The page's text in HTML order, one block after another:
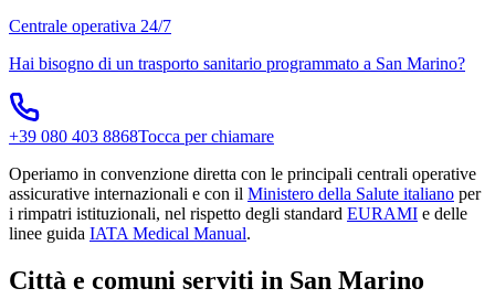
Centrale operativa 24/7
Hai bisogno di un trasporto sanitario programmato a San Marino?
+39 080 403 8868Tocca per chiamare
Operiamo in convenzione diretta con le principali centrali operative
assicurative internazionali e con il Ministero della Salute italiano per
i rimpatri istituzionali, nel rispetto degli standard EURAMI e delle
linee guida IATA Medical Manual.
Città e comuni serviti in San Marino